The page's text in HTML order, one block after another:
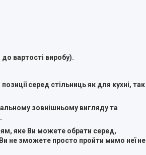
до вартості виробу).
серед стільниць як для кухні, так
зовнішньому вигляду та
яке Ви можете обрати серед,
не зможете просто пройти мимо неї не